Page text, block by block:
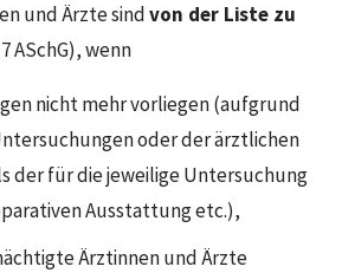
und Ärzte sindvon der Liste zu
ASchG), wenn
nicht mehr vorliegen (aufgrund
oder der ärztlichen
der für die jeweilige Untersuchung
Ausstattung etc.),
Ärztinnen und Ärzte